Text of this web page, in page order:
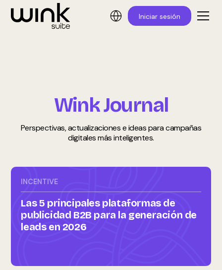
Iniciar sesión
Wink Journal
Perspectivas, actualizaciones e ideas para campañas
digitales más inteligentes.
INCENTIVE
Las 5 principales plataformas de
publicidad B2B para la generación de
leads en 2026